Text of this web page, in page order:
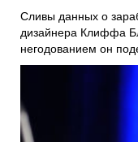
Сливы данных о
дизайнера Клиффа
негодованием он